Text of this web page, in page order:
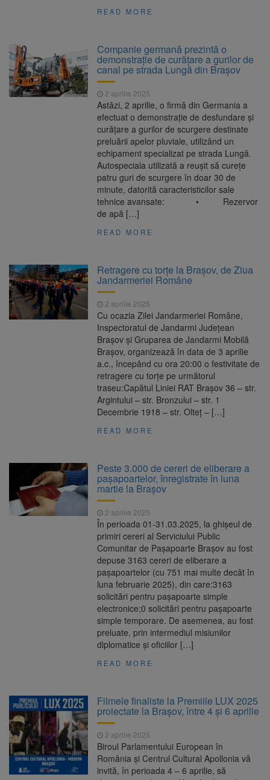
READ MORE
Companie germană prezintă o
demonstrație de curățare a gurilor de
canal pe strada Lungă din Brașov
2 aprilie 2025
Astăzi, 2 aprilie, o firmă din Germania a
efectuat o demonstrație de desfundare și
curățare a gurilor de scurgere destinate
preluării apelor pluviale, utilizând un
echipament specializat pe strada Lungă.
Autospeciala utilizată a reușit să curețe
patru guri de scurgere în doar 30 de
minute, datorită caracteristicilor sale
tehnice avansate: • Rezervor
de apă […]
READ MORE
Retragere cu torțe la Brașov, de Ziua
Jandarmeriei Române
2 aprilie 2025
Cu ocazia Zilei Jandarmeriei Române,
Inspectoratul de Jandarmi Județean
Brașov și Gruparea de Jandarmi Mobilă
Brașov, organizează în data de 3 aprilie
a.c., începând cu ora 20:00 o festivitate de
retragere cu torțe pe următorul
traseu:Capătul Liniei RAT Brașov 36 – str.
Argintului – str. Bronzului – str. 1
Decembrie 1918 – str. Olteț – […]
READ MORE
Peste 3.000 de cereri de eliberare a
paşapoartelor, înregistrate în luna
martie la Brașov
2 aprilie 2025
În perioada 01-31.03.2025, la ghișeul de
primiri cereri al Serviciului Public
Comunitar de Paşapoarte Braşov au fost
depuse 3163 cereri de eliberare a
paşapoartelor (cu 751 mai multe decât în
luna februarie 2025), din care:3163
solicitări pentru paşapoarte simple
electronice;0 solicitări pentru paşapoarte
simple temporare. De asemenea, au fost
preluate, prin intermediul misiunilor
diplomatice şi oficiilor […]
READ MORE
Filmele finaliste la Premiile LUX 2025
proiectate la Brașov, între 4 și 6 aprilie
2 aprilie 2025
Biroul Parlamentului European în
România și Centrul Cultural Apollonia vă
invită, în perioada 4 – 6 aprilie, să